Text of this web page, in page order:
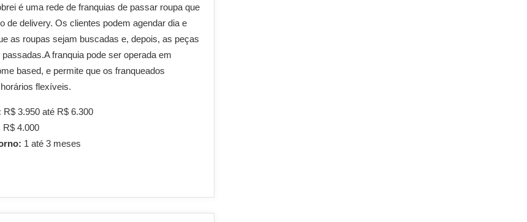
é uma rede de franquias de passar roupa que
de delivery. Os clientes podem agendar dia e
as roupas sejam buscadas e, depois, as peças
franquia pode ser operada em
based, e permite que os franqueados
flexíveis.
R$ 3.950 até R$ 6.300
R$ 4.000
1 até 3 meses